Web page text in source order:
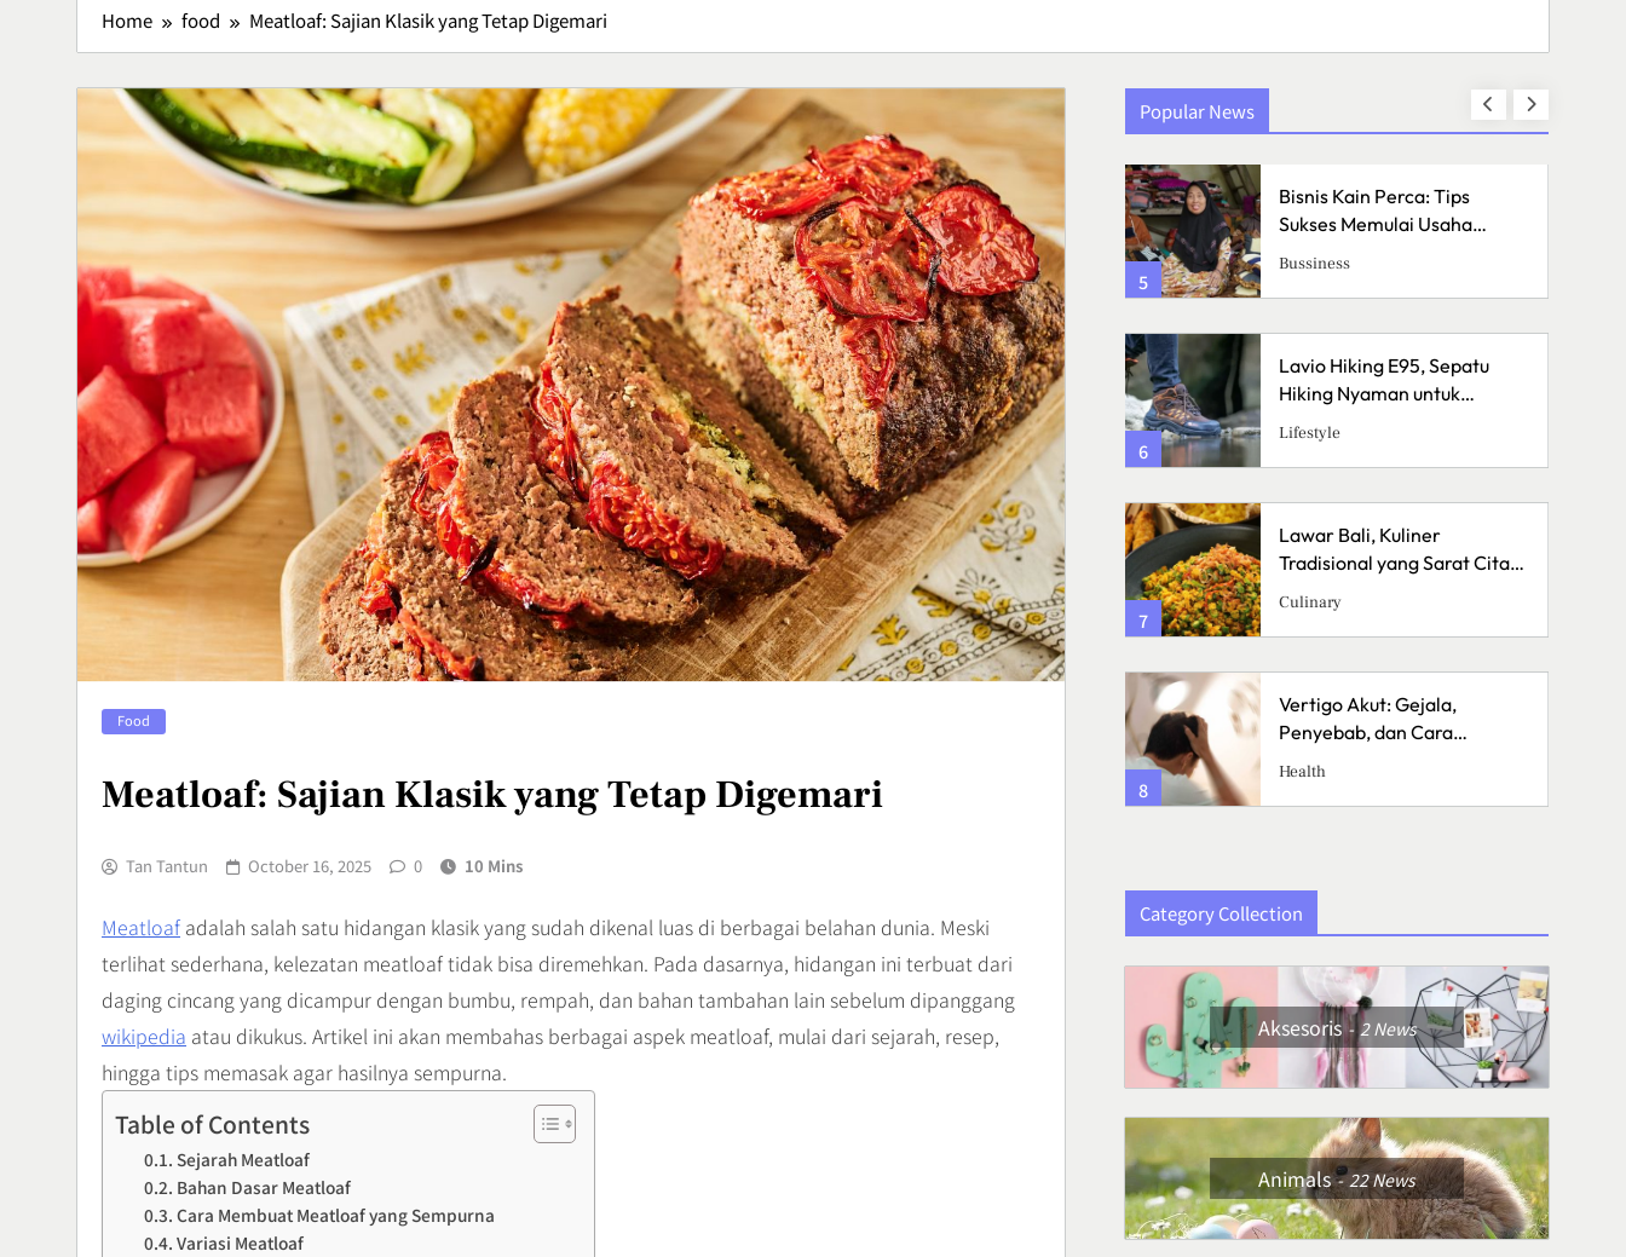
Home food Meatloaf: Sajian Klasik yang Tetap Digemari
Food
Meatloaf: Sajian Klasik yang Tetap Digemari
Tan Tantun October 16, 2025 0 10 Mins
Meatloaf adalah salah satu hidangan klasik yang sudah dikenal luas di berbagai belahan dunia. Meski
terlihat sederhana, kelezatan meatloaf tidak bisa diremehkan. Pada dasarnya, hidangan ini terbuat dari
daging cincang yang dicampur dengan bumbu, rempah, dan bahan tambahan lain sebelum dipanggang
wikipedia atau dikukus. Artikel ini akan membahas berbagai aspek meatloaf, mulai dari sejarah, resep,
hingga tips memasak agar hasilnya sempurna.
Table of Contents
Sejarah Meatloaf
Bahan Dasar Meatloaf
Cara Membuat Meatloaf yang Sempurna
Variasi Meatloaf
Popular News
Bisnis Kain Perca: Tips
Sukses Memulai Usaha
Kerajinan Handmade
Bussiness
6
Lavio Hiking E95, Sepatu
Hiking Nyaman untuk
Petualangan
Lifestyle
7
Lawar Bali, Kuliner
Tradisional yang Sarat Cita
Rasa
Culinary
8
1
Pizza Sourdough, Perpaduan
Rasa Asam yang Mengubah
Cara Menikmati Pizza
Kuliner
2
Crispy Cheese Bombs,
Camilan Renyah dengan
Ledakan Keju yang Sulit
Ditolak
Kuliner
3
Ikan Fillet Saus Rempah,
Sajian Lezat dengan Aroma
Kaya yang Menggugah
Selera
Kuliner
4
5
Bisnis Kain Perca: Tips
Sukses Memulai Usaha
Bussiness
6
Lavio Hiking E95, Sepatu
Hiking Nyaman untuk
Petualangan
Lifestyle
7
Lawar Bali, Kuliner
Tradisional yang Sarat Cita
Rasa
Culinary
8
Vertigo Akut: Gejala,
Penyebab, dan Cara
Menanganinya
Health
Category Collection
Aksesoris 2News
Animals 22News